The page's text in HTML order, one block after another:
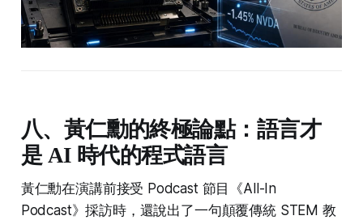
八、黃仁勳的終極論點：語言才
是 AI 時代的程式語言
黃仁勳在演講前接受 Podcast 節目《All-In
Podcast》採訪時，還說出了一句顛覆傳統 STEM 教